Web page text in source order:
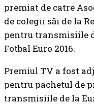
premiat de catre
de colegii săi de la
pentru transmisiile
Fotbal Euro 2016.
Premiul TV a fost
pentru pachetul de
transmisiile de la